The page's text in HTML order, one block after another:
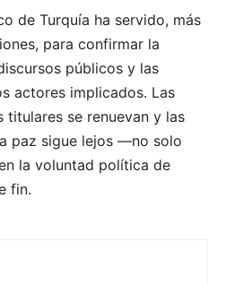
de Turquía ha servido, más
para confirmar la
públicos y las
actores implicados. Las
titulares se renuevan y las
paz sigue lejos —no solo
la voluntad política de
fin.